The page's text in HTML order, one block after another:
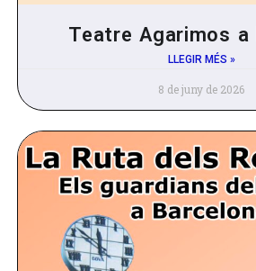
Teatre Agarimos a
LLEGIR MÉS »
8 de juny de 2026